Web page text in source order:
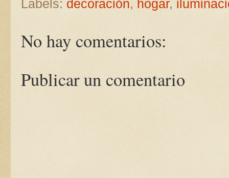
Labels: decoración, hogar,
No hay comentarios:
Publicar un comentario